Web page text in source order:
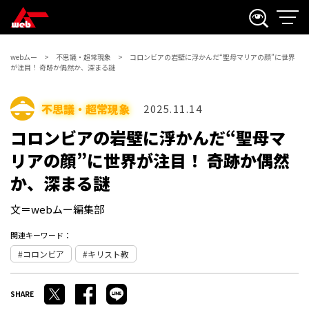
webムー 不思議・超常現象
コロンビアの岩壁に浮かんだ“聖母マリアの顔”に世界
が注目！ 奇跡か偶然か、深まる謎
不思議・超常現象 2025.11.14
コロンビアの岩壁に浮かんだ“聖母マ
リアの顔”に世界が注目！ 奇跡か偶然
か、深まる謎
文＝webムー編集部
関連キーワード：
コロンビア キリスト教